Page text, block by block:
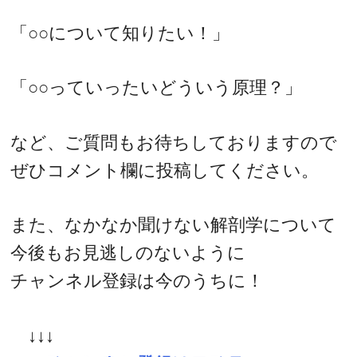
「○○について知りたい！」
「○○っていったいどういう原理？」
など、ご質問もお待ちしておりますので
ぜひコメント欄に投稿してください。
また、なかなか聞けない解剖学について
今後もお見逃しのないように
チャンネル登録は今のうちに！
↓↓↓